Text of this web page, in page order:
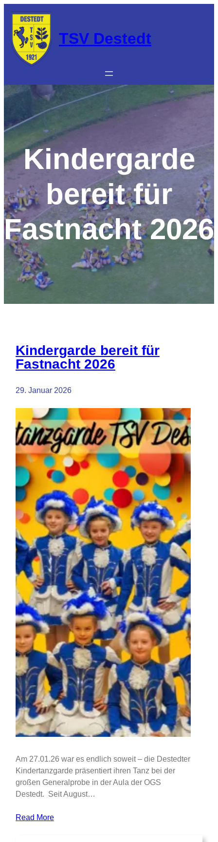
Inhalt
springen
TSV Destedt
Kindergarde
bereit für
Fastnacht 2026
Kindergarde bereit für
Fastnacht 2026
29. Januar 2026
Am 27.01.26 war es endlich soweit – die Destedter
Kindertanzgarde präsentiert ihren Tanz bei der
großen Generalprobe in der Aula der OGS
Destedt. Seit August…
Read More